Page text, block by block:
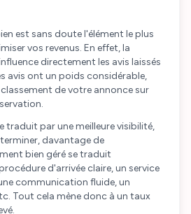
est sans doute l'élément le plus
vos revenus. En effet, la
directement les avis laissés
avis ont un poids considérable,
de votre annonce sur
traduit par une meilleure visibilité,
davantage de
bien géré se traduit
d'arrivée claire, un service
communication fluide, un
Tout cela mène donc à un taux